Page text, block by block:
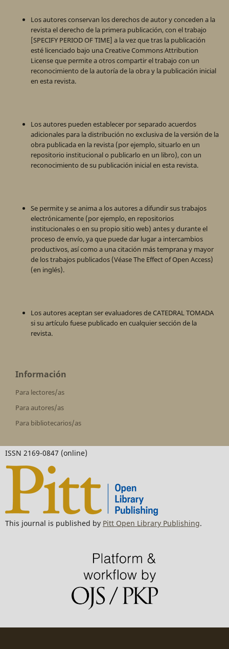
Los autores conservan los derechos de autor y conceden a la
revista el derecho de la primera publicación, con el trabajo
[SPECIFY PERIOD OF TIME] a la vez que tras la publicación
esté licenciado bajo una Creative Commons Attribution
License que permite a otros compartir el trabajo con un
reconocimiento de la autoría de la obra y la publicación inicial
en esta revista.
Los autores pueden establecer por separado acuerdos
adicionales para la distribución no exclusiva de la versión de la
obra publicada en la revista (por ejemplo, situarlo en un
repositorio institucional o publicarlo en un libro), con un
reconocimiento de su publicación inicial en esta revista.
Se permite y se anima a los autores a difundir sus trabajos
electrónicamente (por ejemplo, en repositorios
institucionales o en su propio sitio web) antes y durante el
proceso de envío, ya que puede dar lugar a intercambios
productivos, así como a una citación más temprana y mayor
de los trabajos publicados (Véase The Effect of Open Access)
(en inglés).
Los autores aceptan ser evaluadores de CATEDRAL TOMADA
si su artículo fuese publicado en cualquier sección de la
revista.
Información
Para lectores/as
Para autores/as
Para bibliotecarios/as
ISSN 2169-0847 (online)
This journal is published by Pitt Open Library Publishing.